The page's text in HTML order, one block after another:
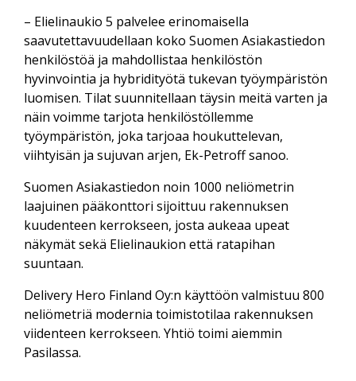
– Elielinaukio 5 palvelee erinomaisella
saavutettavuudellaan koko Suomen Asiakastiedon
henkilöstöä ja mahdollistaa henkilöstön
hyvinvointia ja hybridityötä tukevan työympäristön
luomisen. Tilat suunnitellaan täysin meitä varten ja
näin voimme tarjota henkilöstöllemme
työympäristön, joka tarjoaa houkuttelevan,
viihtyisän ja sujuvan arjen, Ek-Petroff sanoo.
Suomen Asiakastiedon noin 1000 neliömetrin
laajuinen pääkonttori sijoittuu rakennuksen
kuudenteen kerrokseen, josta aukeaa upeat
näkymät sekä Elielinaukion että ratapihan
suuntaan.
Delivery Hero Finland Oy:n käyttöön valmistuu 800
neliömetriä modernia toimistotilaa rakennuksen
viidenteen kerrokseen. Yhtiö toimi aiemmin
Pasilassa.